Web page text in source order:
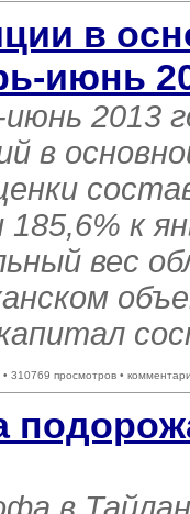
в
июнь
июнь 2013
в
185,6% к
вес
• 310769 просмотров •